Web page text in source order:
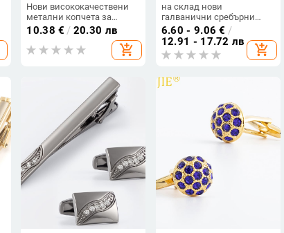
Нови висококачествени
метални копчета за
ръкавели с диамантена
пчела, капещи масло,
износни френски копчета
10.38 € / 20.30 лв
add_shopping_cart
на склад нови
галванични сребърни
гладки сплави копчета за
ръкавели, костюм за
външна търговия, горещи
ежедневни копчета за
на едро
6.60 - 9.06 € /
12.91 - 17.72 лв
add_shopping_cart